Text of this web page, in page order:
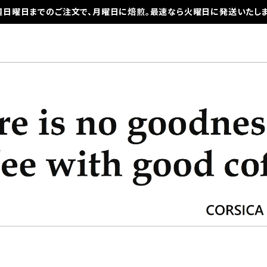
日曜日までのご注文で、月曜日に焙煎。最速なら火曜日に発送いたしま